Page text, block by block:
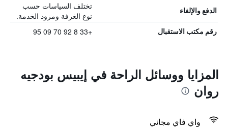
الدفع والإلغاء
تختلف السياسات حسب
نوع الغرفة ومزود الخدمة.
رقم مكتب الاستقبال +33 8 92 70 09 95
المزايا ووسائل الراحة في إيبيس بودجيه
روان
واي فاي مجاني